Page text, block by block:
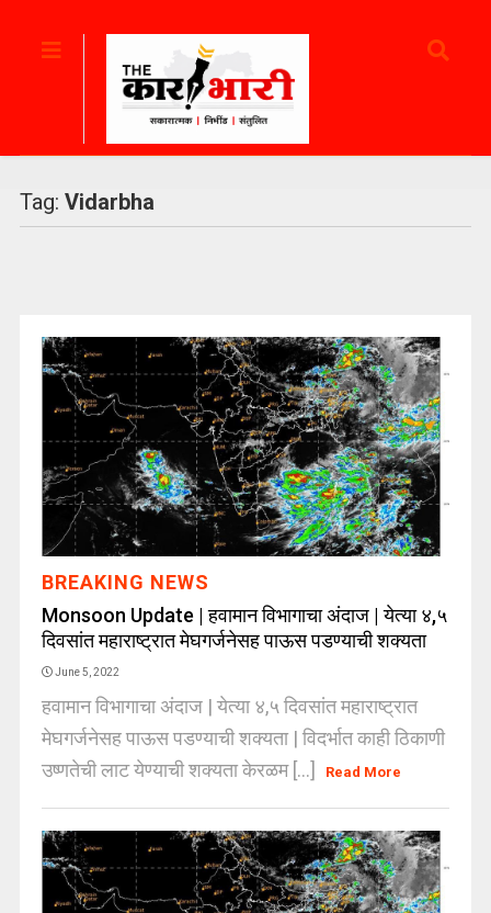
Tag: Vidarbha
BREAKING NEWS
Monsoon Update | हवामान विभागाचा अंदाज | येत्या ४,५
दिवसांत महाराष्ट्रात मेघगर्जनेसह पाऊस पडण्याची शक्यता
June 5, 2022
हवामान विभागाचा अंदाज | येत्या ४,५ दिवसांत महाराष्ट्रात
मेघगर्जनेसह पाऊस पडण्याची शक्यता | विदर्भात काही ठिकाणी
उष्णतेची लाट येण्याची शक्यता केरळम [...]
Read More